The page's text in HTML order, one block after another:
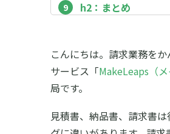
h2：まとめ
こんにちは。請求業務を
サービス「MakeLeaps（メ
局です。
見積書、納品書、請求書